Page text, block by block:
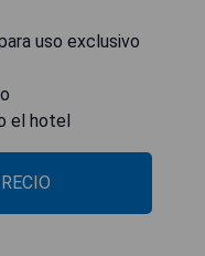
uso exclusivo
el hotel